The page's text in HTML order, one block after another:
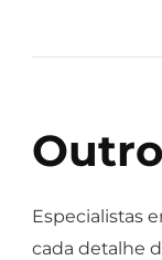
Especialistas
cada detalhe